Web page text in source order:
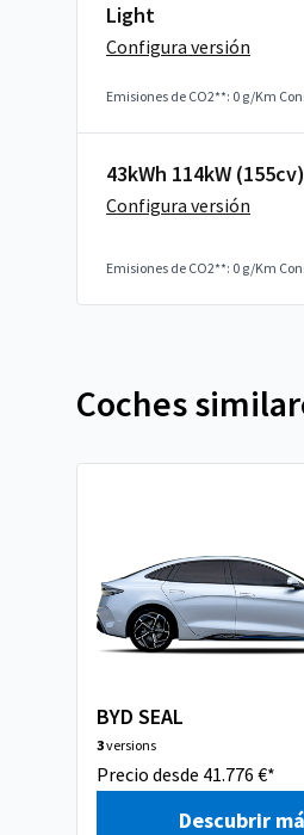
Light
Configura versión
Emisiones de CO2**: 0 g/Km
43kWh 114kW
Configura versión
Emisiones de CO2**: 0 g/Km
Coches
BYD SEAL
3versions
Precio desde 41.776 €*
Descubrir